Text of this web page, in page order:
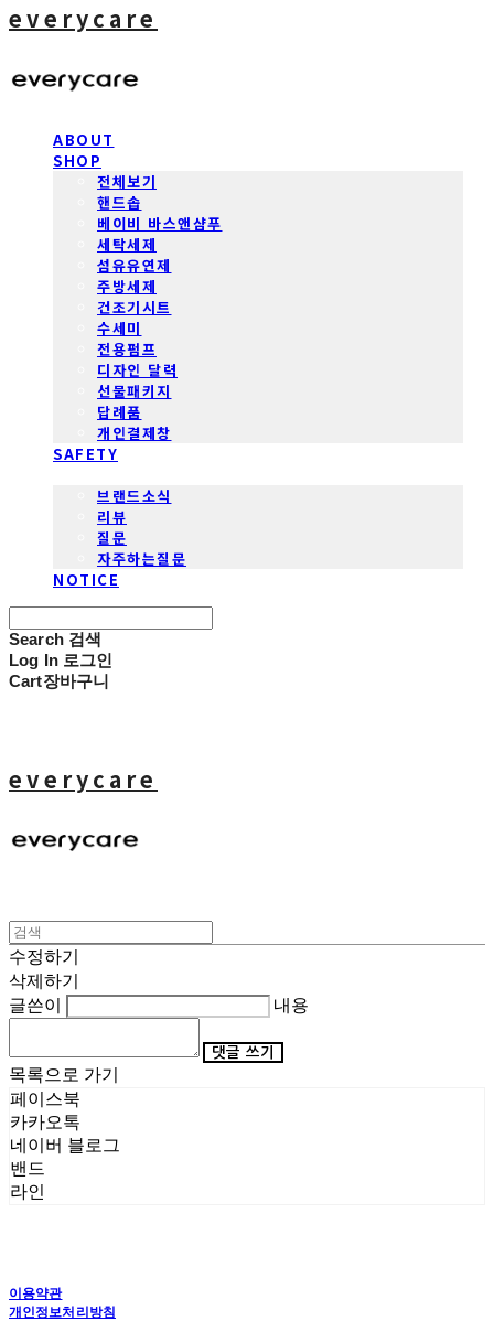
everycare
ABOUT
SHOP
전체보기
핸드솝
베이비 바스앤샴푸
세탁세제
섬유유연제
주방세제
건조기시트
수세미
전용펌프
디자인 달력
선물패키지
답례품
개인결제창
SAFETY
브랜드소식
리뷰
질문
자주하는질문
NOTICE
Search 검색
Log In 로그인
Cart장바구니
everycare
수정하기
삭제하기
글쓴이
내용
댓글 쓰기
목록으로 가기
페이스북
카카오톡
네이버 블로그
밴드
라인
이용약관
개인정보처리방침